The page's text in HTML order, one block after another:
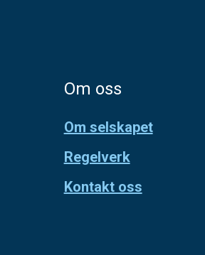
Om oss
Om selskapet
Regelverk
Kontakt oss